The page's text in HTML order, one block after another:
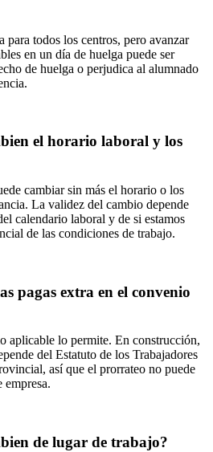
para todos los centros, pero avanzar
en un día de huelga puede ser
de huelga o perjudica al alumnado
el horario laboral y los
cambiar sin más el horario o los
La validez del cambio depende
calendario laboral y de si estamos
de las condiciones de trabajo.
pagas extra en el convenio
aplicable lo permite. En construcción,
del Estatuto de los Trabajadores
así que el prorrateo no puede
empresa.
de lugar de trabajo?